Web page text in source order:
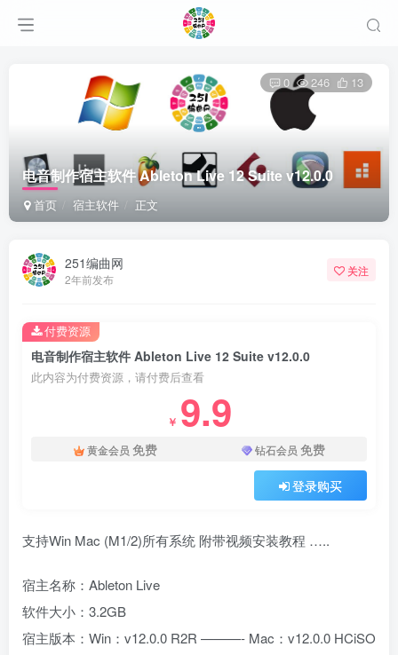
电音制作宿主软件 Ableton Live 12 Suite v12.0.0
首页 宿主软件 正文
0 246 13
251编曲网
2年前发布
关注
电音制作宿主软件 Ableton Live 12 Suite v12.0.0
此内容为付费资源，请付费后查看
￥ 9.9
黄金会员 免费 钻石会员 免费
登录购买
付费资源
支持Win Mac (M1/2)所有系统 附带视频安装教程 …..
宿主名称：Ableton Live
软件大小：3.2GB
宿主版本：Win：v12.0.0 R2R ———- Mac：v12.0.0 HCiSO